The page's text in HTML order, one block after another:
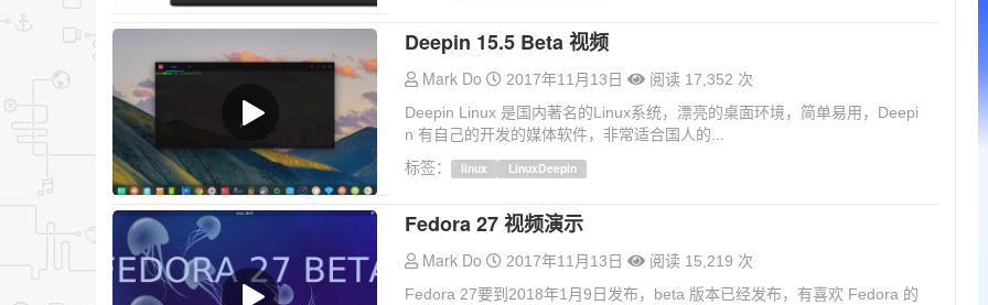
Deepin 15.5 Beta 视频
Mark Do 2017年11月13日
阅读 17,352 次
Deepin Linux 是国内著名的Linux系统，漂亮的桌面环境，简单易用，Deepi
n 有自己的开发的媒体软件，非常适合国人的...
标签：
linux LinuxDeepin
Fedora 27 视频演示
Mark Do 2017年11月13日
阅读 15,219 次
Fedora 27要到2018年1月9日发布，beta 版本已经发布，有喜欢 Fedora 的